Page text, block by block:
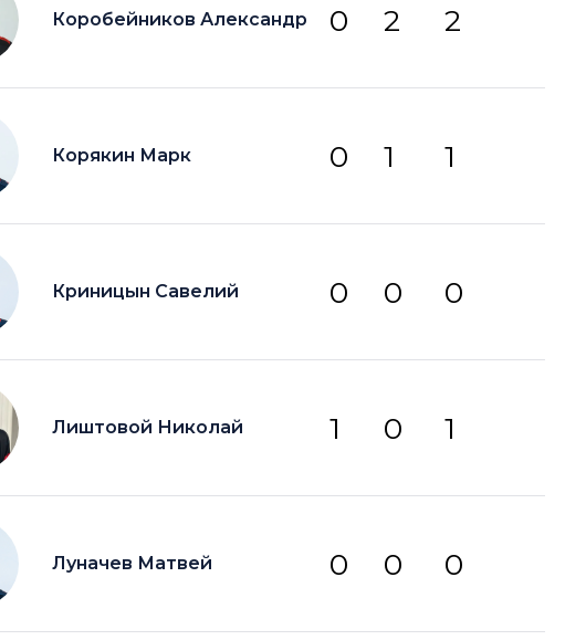
Коробейников Александр 0 2 2
Корякин Марк 0 1 1
Криницын Савелий 0 0 0
Лиштовой Николай 1 0 1
Луначев Матвей 0 0 0